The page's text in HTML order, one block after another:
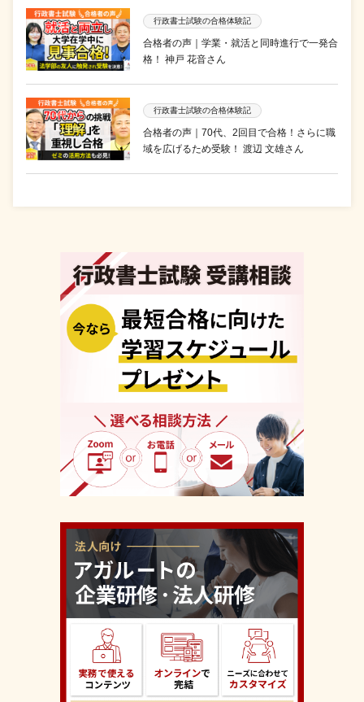
行政書士試験の合格体験記
合格者の声｜学業・就活と同時進行で一発合
格！ 神戸 花音さん
行政書士試験の合格体験記
合格者の声｜70代、2回目で合格！さらに職
域を広げるため受験！ 渡辺 文雄さん